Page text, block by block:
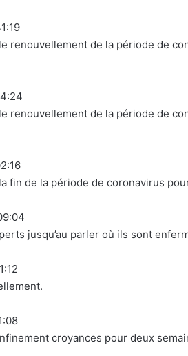
le renouvellement de la période de
le renouvellement de la période de
la fin de la période de coronavirus
jusqu’au parler où ils sont
croyances pour deux